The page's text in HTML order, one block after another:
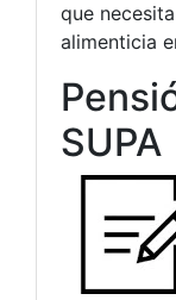
que
alimenticia
SUPA